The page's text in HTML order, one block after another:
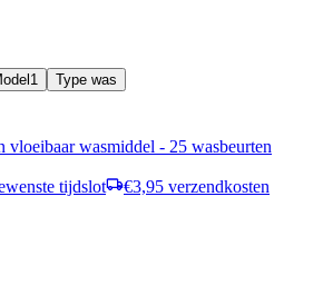
1
Type was
wasmiddel - 25 wasbeurten
tijdslot €3,95 verzendkosten